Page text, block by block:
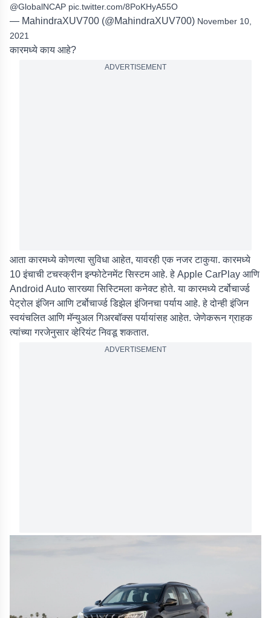
@GlobalNCAP pic.twitter.com/8PoKHyA55O
— MahindraXUV700 (@MahindraXUV700) November 10,
2021
कारमध्ये काय आहे?
ADVERTISEMENT
आता कारमध्ये कोणत्या सुविधा आहेत, यावरही एक नजर टाकुया. कारमध्ये
10 इंचाची टचस्क्रीन इन्फोटेनमेंट सिस्टम आहे. हे Apple CarPlay आणि
Android Auto सारख्या सिस्टिमला कनेक्ट होते. या कारमध्ये टर्बोचार्ज्ड
पेट्रोल इंजिन आणि टर्बोचार्ज्ड डिझेल इंजिनचा पर्याय आहे. हे दोन्ही इंजिन
स्वयंचलित आणि मॅन्युअल गिअरबॉक्स पर्यायांसह आहेत. जेणेकरून ग्राहक
त्यांच्या गरजेनुसार व्हेरियंट निवडू शकतात.
ADVERTISEMENT